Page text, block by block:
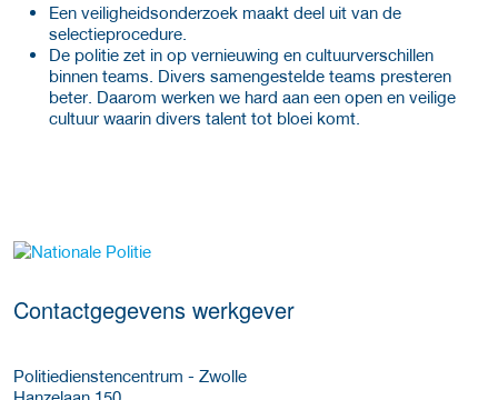
Een veiligheidsonderzoek maakt deel uit van de
selectieprocedure.
De politie zet in op vernieuwing en cultuurverschillen
binnen teams. Divers samengestelde teams presteren
beter. Daarom werken we hard aan een open en veilige
cultuur waarin divers talent tot bloei komt.
Meer werkgever details
Contactgegevens werkgever
Politiedienstencentrum - Zwolle